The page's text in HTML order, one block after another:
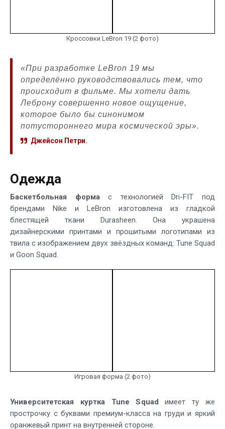
Кроссовки LeBron 19 (2 фото)
«При разработке LeBron 19 мы
определённо руководствовались тем, что
происходит в фильме. Мы хотели дать
Леброну совершенно новое ощущение,
которое было бы синонимом
потустороннего мира космической эры».
Джейсон Петри.
Одежда
Баскетбольная формас технологией Dri-FIT под
брендами Nike и LeBron изготовлена из гладкой
блестящей ткани Durasheen. Она украшена
дизайнерскими принтами и прошитыми логотипами из
твила с изображением двух звёздных команд: Tune Squad
и Goon Squad.
Игровая форма (2 фото)
Университетская куртка Tune Squad имеет ту же
прострочку с буквами премиум-класса на груди и яркий
оранжевый принт на внутренней стороне.